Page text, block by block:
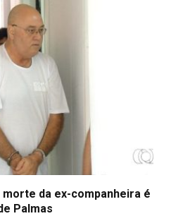
da ex-companheira é
Palmas